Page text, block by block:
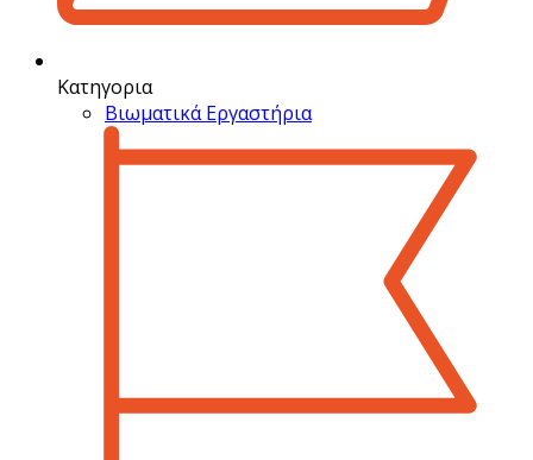
Κατηγορια
Βιωματικά Εργαστήρια